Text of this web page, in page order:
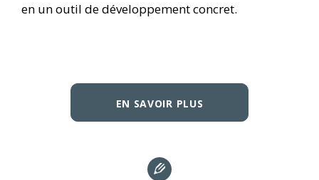
en un outil de développement concret.
EN SAVOIR PLUS